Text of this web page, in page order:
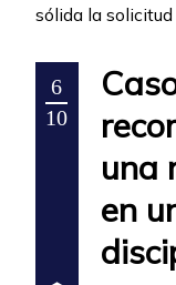
sólida la
6
10
una
en